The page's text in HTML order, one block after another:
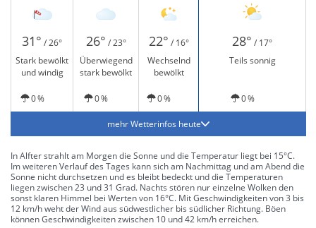
31° / 26° 26° / 23° 22° / 16° 28° / 17°
Stark bewölkt
und windig
Überwiegend
stark bewölkt
Wechselnd
bewölkt
Teils sonnig
0 % 0 % 0 % 0 %
mehr Wetterinfos heute
In Alfter strahlt am Morgen die Sonne und die Temperatur liegt bei 15°C.
Im weiteren Verlauf des Tages kann sich am Nachmittag und am Abend die
Sonne nicht durchsetzen und es bleibt bedeckt und die Temperaturen
liegen zwischen 23 und 31 Grad. Nachts stören nur einzelne Wolken den
sonst klaren Himmel bei Werten von 16°C. Mit Geschwindigkeiten von 3 bis
12 km/h weht der Wind aus südwestlicher bis südlicher Richtung. Böen
können Geschwindigkeiten zwischen 10 und 42 km/h erreichen.